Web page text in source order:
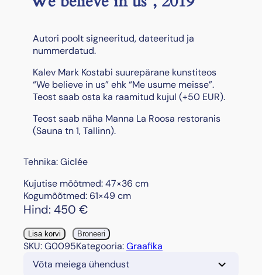
Autori poolt signeeritud, dateeritud ja
nummerdatud.
Kalev Mark Kostabi suurepärane kunstiteos
“We believe in us” ehk “Me usume meisse”.
Teost saab osta ka raamitud kujul (+50 EUR).
Teost saab näha Manna La Roosa restoranis
(Sauna tn 1, Tallinn).
Tehnika: Giclée
Kujutise mõõtmed: 47×36 cm
Kogumõõtmed: 61×49 cm
Hind: 450 €
"
W
Lisa korvi Broneeri
SKU:G0095Kategooria:Graafika
Võta meiega ühendust